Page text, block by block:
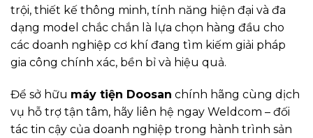
trội, thiết kế thông minh, tính năng hiện đại và đa
dạng model chắc chắn là lựa chọn hàng đầu cho
các doanh nghiệp cơ khí đang tìm kiếm giải pháp
gia công chính xác, bền bỉ và hiệu quả.
Để sở hữu máy tiện Doosan chính hãng cùng dịch
vụ hỗ trợ tận tâm, hãy liên hệ ngay Weldcom – đối
tác tin cậy của doanh nghiệp trong hành trình sản